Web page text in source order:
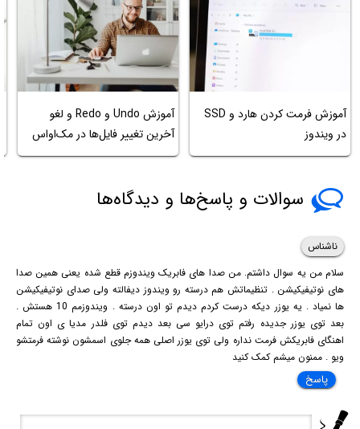
آموزش فرمت کردن هارد و SSD
در ویندوز
آموزش Undo و Redo و لغو
آخرین تغییر فایل‌ها در مک‌او‌اس
سوالات و پاسخ‌ها و دیدگاه‌ها
ناشناس
سلام من یه سوال داشتم. من صدا های فابریک ویندوزم قطع شده یعنی همین صدا
های نوتیفیکیشن . تنظیماتش هم درسته رو ویندوز دیفالته ولی صدای نوتیفیکیشن
ها نمیاد . یه یوزر دیکه درست کردم دیدم تو اون درسته . ویندوزمم 10 هستش .
بعد توی یوزر جدیده رفتم توی درایو سی بعد دیدم توی فلدر مدیا ی اون تمام
اهنگای فابریکش فرمت نداره ولی توی یوزر اصلی همه جلوی اسمشون نوشته فرمتشو
ویو . ممنون میشم کمک کنید
پاسخ